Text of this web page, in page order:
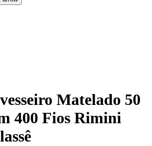
Matelado 50
400 Fios Rimini